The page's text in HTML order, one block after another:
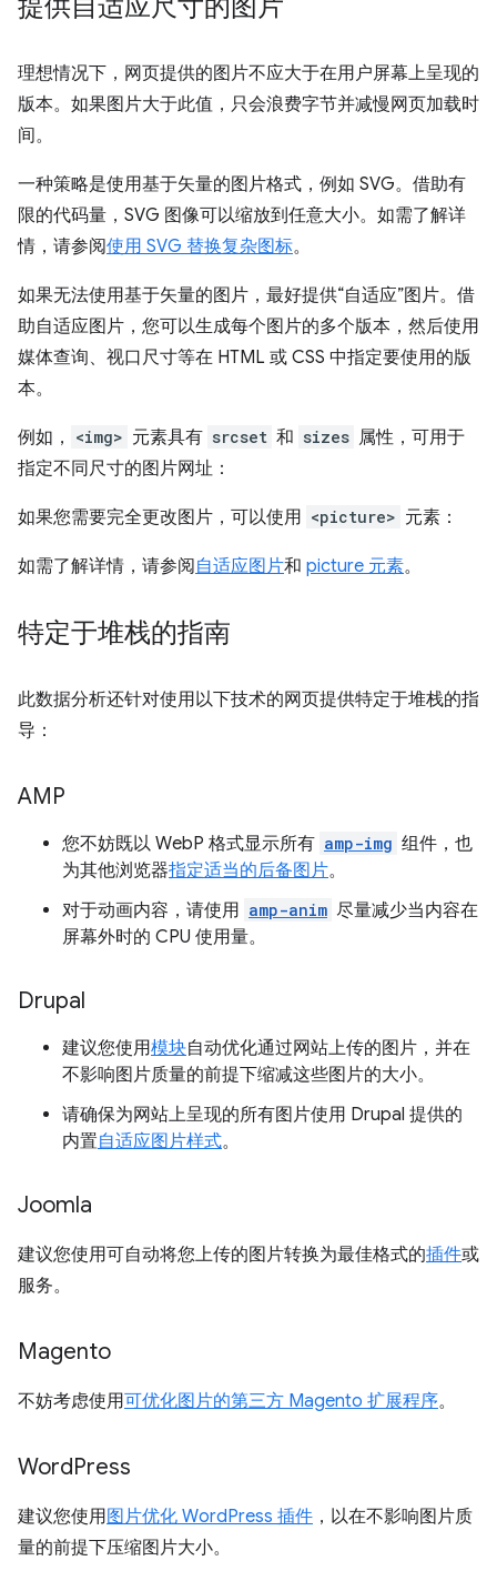
提供自适应尺寸的图片
理想情况下，网页提供的图片不应大于在用户屏幕上呈现的
版本。如果图片大于此值，只会浪费字节并减慢网页加载时
间。
一种策略是使用基于矢量的图片格式，例如 SVG。借助有
限的代码量，SVG 图像可以缩放到任意大小。如需了解详
情，请参阅使用 SVG 替换复杂图标。
如果无法使用基于矢量的图片，最好提供“自适应”图片。借
助自适应图片，您可以生成每个图片的多个版本，然后使用
媒体查询、视口尺寸等在 HTML 或 CSS 中指定要使用的版
本。
例如， <img> 元素具有 srcset 和 sizes 属性，可用于
指定不同尺寸的图片网址：
如果您需要完全更改图片，可以使用 <picture> 元素：
如需了解详情，请参阅 自适应图片和 picture 元素。
特定于堆栈的指南
此数据分析还针对使用以下技术的网页提供特定于堆栈的指
导：
AMP
您不妨既以 WebP 格式显示所有 amp-img 组件，也
为其他浏览器指定适当的后备图片。
对于动画内容，请使用 amp-anim 尽量减少当内容在
屏幕外时的 CPU 使用量。
Drupal
建议您使用模块自动优化通过网站上传的图片，并在
不影响图片质量的前提下缩减这些图片的大小。
请确保为网站上呈现的所有图片使用 Drupal 提供的
内置自适应图片样式。
Joomla
建议您使用可自动将您上传的图片转换为最佳格式的插件或
服务。
Magento
不妨考虑使用可优化图片的第三方 Magento 扩展程序。
WordPress
建议您使用图片优化 WordPress 插件 ，以在不影响图片质
量的前提下压缩图片大小。